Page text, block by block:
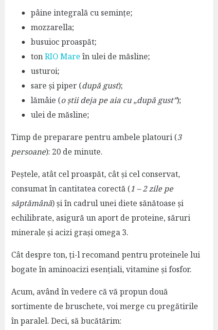
pâine integrală cu semințe;
mozzarella;
busuioc proaspăt;
tonRIO Mare în ulei de măsline;
usturoi;
sare și piper (după gust);
lămâie (o știi deja pe aia cu „după gust”);
ulei de măsline;
Timp de preparare pentru ambele platouri (3
persoane): 20 de minute.
Peștele, atât cel proaspăt, cât și cel conservat,
consumat în cantitatea corectă (1 – 2 zile pe
săptămână) și în cadrul unei diete sănătoase și
echilibrate, asigură un aport de proteine, săruri
minerale și acizi grași omega 3.
Cât despre ton, ți-l recomand pentru proteinele lui
bogate în aminoacizi esențiali, vitamine și fosfor.
Acum, având în vedere că vă propun două
sortimente de bruschete, voi merge cu pregătirile
în paralel. Deci, să bucătărim: